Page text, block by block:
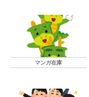
マンガ在庫